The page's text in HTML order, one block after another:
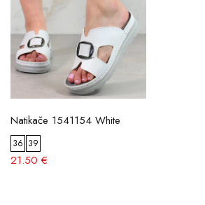
Natikače 1541154 White
36 39
21.50 €